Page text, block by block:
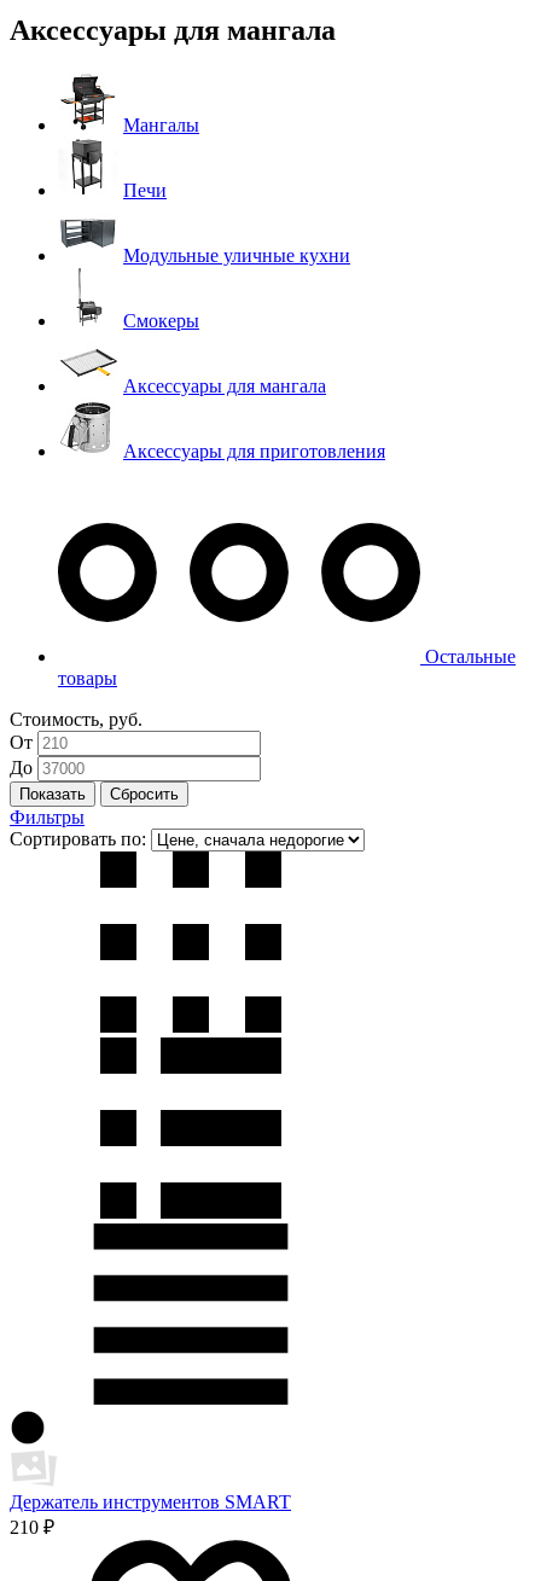
Аксессуары для мангала
Мангалы
Печи
Модульные уличные кухни
Смокеры
Аксессуары для мангала
Аксессуары для приготовления
Остальные
товары
Стоимость, руб.
От
До
Фильтры
Сортировать по:
Держатель инструментов SMART
210 ₽